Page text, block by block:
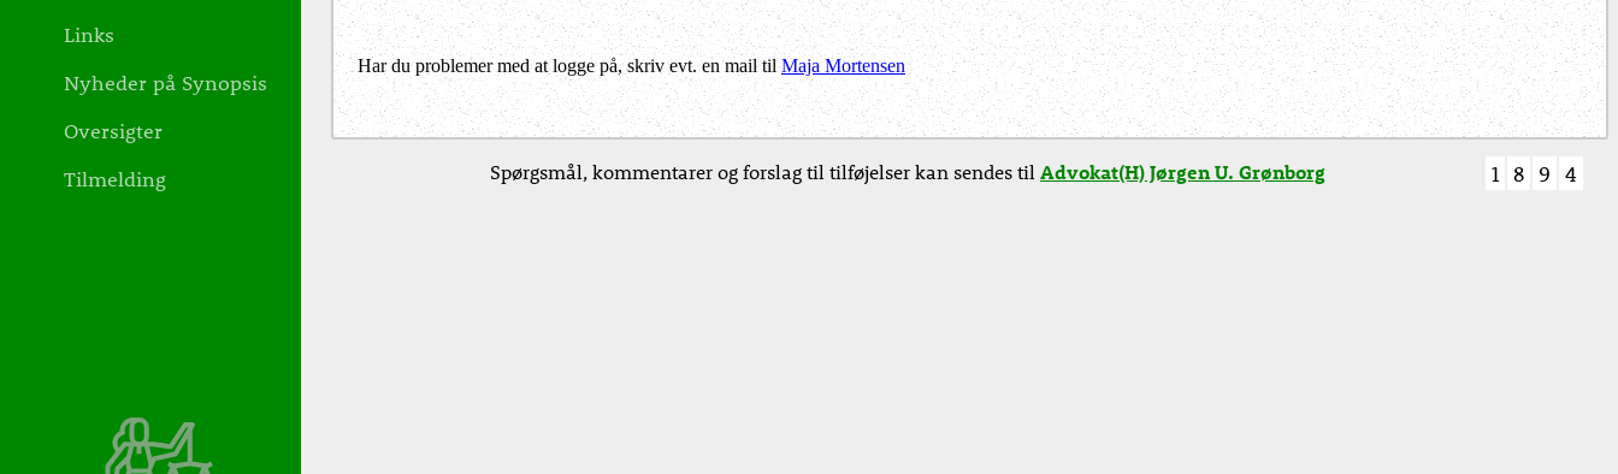
Har du problemer med at logge på, skriv evt. en mail tilMaja Mortensen
Links
Nyheder på Synopsis
Oversigter
Tilmelding
Spørgsmål, kommentarer og forslag til tilføjelser kan sendes tilAdvokat(H) Jørgen U. Grønborg 1 8 9 4